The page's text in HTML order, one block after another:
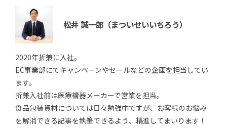
松井 誠一郎 （まついせいいちろう）
2020年折兼に入社。
EC事業部にてキャンペーンやセールなどの企画を担当してい
ます。
折兼入社前は医療機器メーカーで営業を担当。
食品包装資材については日々勉強中ですが、お客様のお悩み
を解消できる記事を執筆できるよう、精進してまいります！